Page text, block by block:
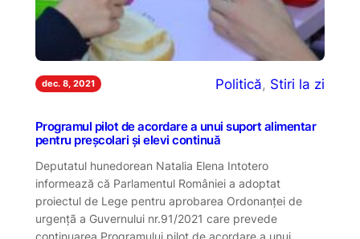
dec. 8, 2021 Politică, Stiri la zi
Programul pilot de acordare a unui suport alimentar
pentru preşcolari şi elevi continuă
Deputatul hunedorean Natalia Elena Intotero
informează că Parlamentul României a adoptat
proiectul de Lege pentru aprobarea Ordonanţei de
urgenţã a Guvernului nr.91/2021 care prevede